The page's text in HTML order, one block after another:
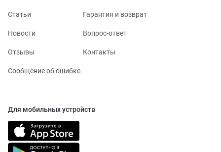
Статьи Гарантия и возврат
Новости Вопрос-ответ
Отзывы Контакты
Сообщение об ошибке
Для мобильных устройств